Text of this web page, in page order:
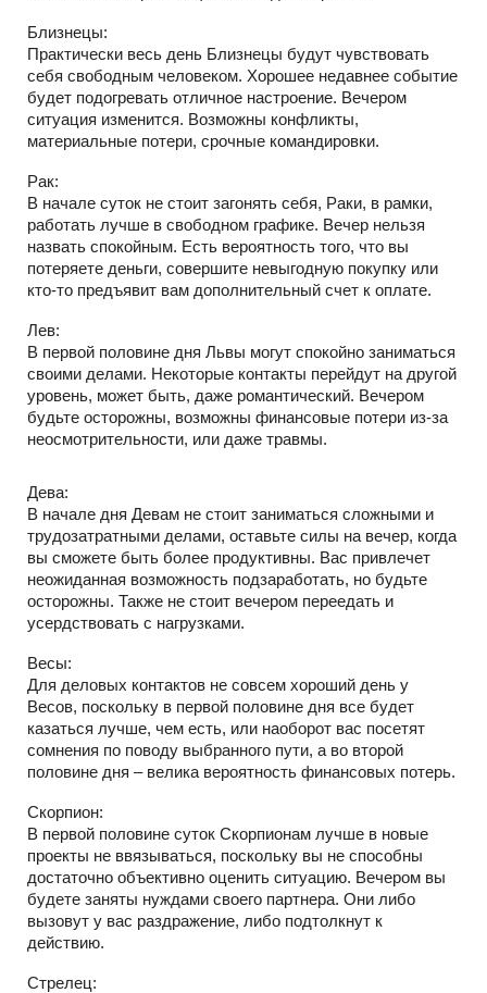
Близнецы:
Практически весь день Близнецы будут чувствовать
себя свободным человеком. Хорошее недавнее событие
будет подогревать отличное настроение. Вечером
ситуация изменится. Возможны конфликты,
материальные потери, срочные командировки.
Рак:
В начале суток не стоит загонять себя, Раки, в рамки,
работать лучше в свободном графике. Вечер нельзя
назвать спокойным. Есть вероятность того, что вы
потеряете деньги, совершите невыгодную покупку или
кто-то предъявит вам дополнительный счет к оплате.
Лев:
В первой половине дня Львы могут спокойно заниматься
своими делами. Некоторые контакты перейдут на другой
уровень, может быть, даже романтический. Вечером
будьте осторожны, возможны финансовые потери из-за
неосмотрительности, или даже травмы.
Дева:
В начале дня Девам не стоит заниматься сложными и
трудозатратными делами, оставьте силы на вечер, когда
вы сможете быть более продуктивны. Вас привлечет
неожиданная возможность подзаработать, но будьте
осторожны. Также не стоит вечером переедать и
усердствовать с нагрузками.
Весы:
Для деловых контактов не совсем хороший день у
Весов, поскольку в первой половине дня все будет
казаться лучше, чем есть, или наоборот вас посетят
сомнения по поводу выбранного пути, а во второй
половине дня – велика вероятность финансовых потерь.
Скорпион:
В первой половине суток Скорпионам лучше в новые
проекты не ввязываться, поскольку вы не способны
достаточно объективно оценить ситуацию. Вечером вы
будете заняты нуждами своего партнера. Они либо
вызовут у вас раздражение, либо подтолкнут к
действию.
Стрелец: